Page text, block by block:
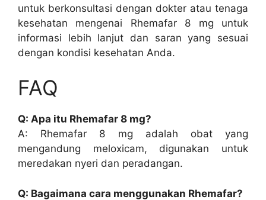
untuk berkonsultasi dengan dokter atau tenaga
kesehatan mengenai Rhemafar 8 mg untuk
informasi lebih lanjut dan saran yang sesuai
dengan kondisi kesehatan Anda.
FAQ
Q: Apa itu Rhemafar 8 mg?
A: Rhemafar 8 mg adalah obat yang
mengandung meloxicam, digunakan untuk
meredakan nyeri dan peradangan.
Q: Bagaimana cara menggunakan Rhemafar?